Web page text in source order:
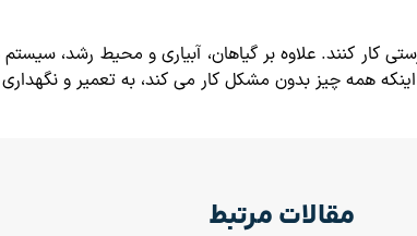
کار کنند. علاوه بر گیاهان، آبیاری و محیط رشد،
همه چیز بدون مشکل کار می کند، به تعمیر و
مقالات مرتبط